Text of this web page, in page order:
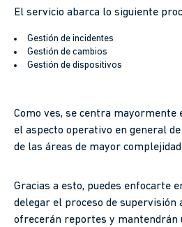
El servicio abarca lo siguiente
Gestión de incidentes
Gestión de cambios
Gestión de dispositivos
Como ves, se centra mayormente
el aspecto operativo en general
de las áreas de mayor
Gracias a esto, puedes enfocarte
delegar el proceso de supervisión
ofrecerán reportes y mantendrán